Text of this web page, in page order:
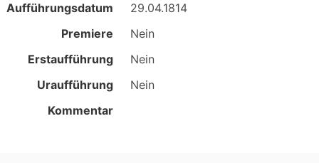
Aufführungsdatum
29.04.1814
Premiere
Nein
Erstaufführung
Nein
Uraufführung
Nein
Kommentar